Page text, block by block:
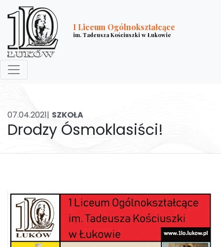
I Liceum Ogólnokształcące
im. Tadeusza Kościuszki w Łukowie
07.04.2021| SZKOŁA
Drodzy Ósmoklasiści!